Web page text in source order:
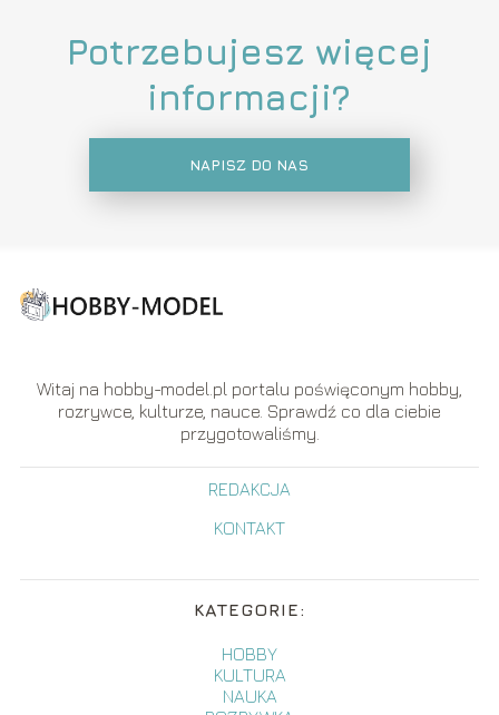
Potrzebujesz więcej
informacji?
NAPISZ DO NAS
Witaj na hobby-model.pl portalu poświęconym hobby,
rozrywce, kulturze, nauce. Sprawdź co dla ciebie
przygotowaliśmy.
REDAKCJA
KONTAKT
KATEGORIE:
HOBBY
KULTURA
NAUKA